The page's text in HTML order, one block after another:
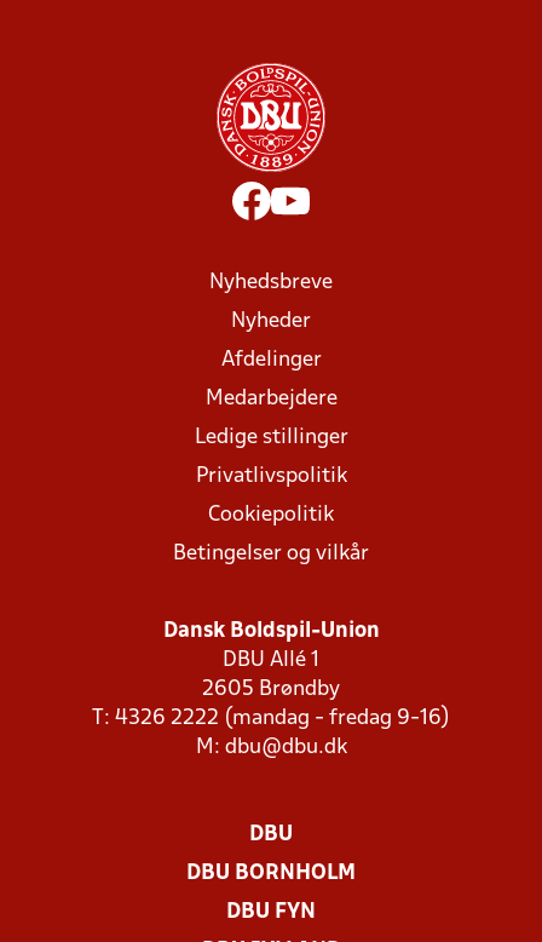
Nyhedsbreve
Nyheder
Afdelinger
Medarbejdere
Ledige stillinger
Privatlivspolitik
Cookiepolitik
Betingelser og vilkår
Dansk Boldspil-Union
DBU Allé 1
2605 Brøndby
T: 4326 2222 (mandag - fredag 9-16)
M: dbu@dbu.dk
DBU
DBU BORNHOLM
DBU FYN